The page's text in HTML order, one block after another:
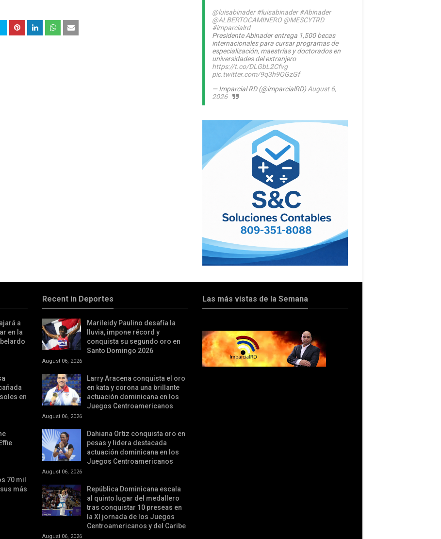
@luisabinader #luisabinader #Abinader
@ALBERTOCAMINERO @MESCYTRD
#imparcialrd
Presidente Abinader entrega 1,500 becas
internacionales para cursar programas de
especialización, maestrías y doctorados en
universidades del extranjero
https://t.co/DLGbL2Cfvg
pic.twitter.com/9q3h9QGzGf
— Imparcial RD (@imparcialRD)August 6,
2026
a
en la
en
70 mil
más
Recent in Deportes
Marileidy Paulino desafía la
lluvia, impone récord y
conquista su segundo oro en
Santo Domingo 2026
August 06, 2026
Larry Aracena conquista el oro
en kata y corona una brillante
actuación dominicana en los
Juegos Centroamericanos
August 06, 2026
Dahiana Ortiz conquista oro en
pesas y lidera destacada
actuación dominicana en los
Juegos Centroamericanos
August 06, 2026
República Dominicana escala
al quinto lugar del medallero
tras conquistar 10 preseas en
la XI jornada de los Juegos
Centroamericanos y del Caribe
August 06, 2026
Las más vistas de la Semana